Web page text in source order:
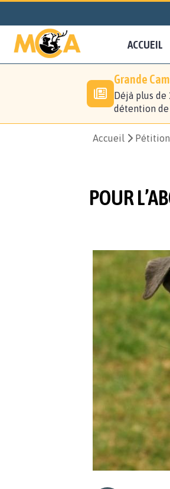
ACCUEIL
Grande
Déjà plus de
détention
Accueil
POUR